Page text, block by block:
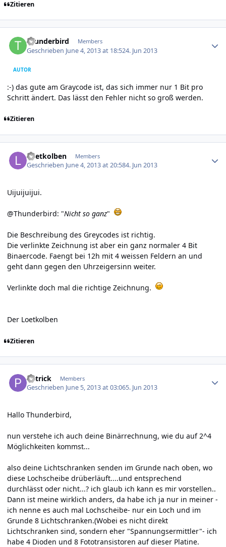
Zitieren
thunderbird Members
Geschrieben June 4, 2013 at 18:524. Jun 2013
AUTOR
:-) das gute am Graycode ist, das sich immer nur 1 Bit pro
Schritt ändert. Das lässt den Fehler nicht so groß werden.
Zitieren
Loetkolben Members
Geschrieben June 4, 2013 at 20:584. Jun 2013
Uijuijuijui.
@Thunderbird: "Nicht so ganz"
Die Beschreibung des Greycodes ist richtig.
Die verlinkte Zeichnung ist aber ein ganz normaler 4 Bit
Binaercode. Faengt bei 12h mit 4 weissen Feldern an und
geht dann gegen den Uhrzeigersinn weiter.
Verlinkte doch mal die richtige Zeichnung.
Der Loetkolben
Zitieren
P4trick Members
Geschrieben June 5, 2013 at 03:065. Jun 2013
Hallo Thunderbird,
nun verstehe ich auch deine Binärrechnung, wie du auf 2^4
Möglichkeiten kommst...
also deine Lichtschranken senden im Grunde nach oben, wo
diese Lochscheibe drüberläuft....und entsprechend
durchlässt oder nicht...? ich glaub ich kann es mir vorstellen..
Dann ist meine wirklich anders, da habe ich ja nur in meiner -
ich nenne es auch mal Lochscheibe- nur ein Loch und im
Grunde 8 Lichtschranken.(Wobei es nicht direkt
Lichtschranken sind, sondern eher "Spannungsermittler"- ich
habe 4 Dioden und 8 Fototransistoren auf dieser Platine.